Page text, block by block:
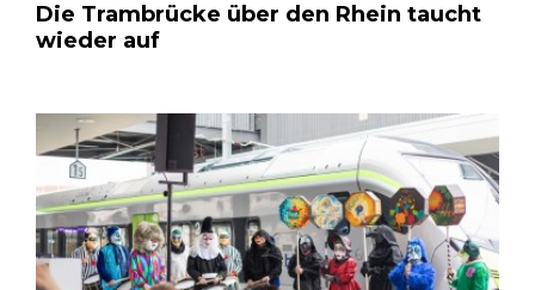
Die Trambrücke über den Rhein taucht
wieder auf